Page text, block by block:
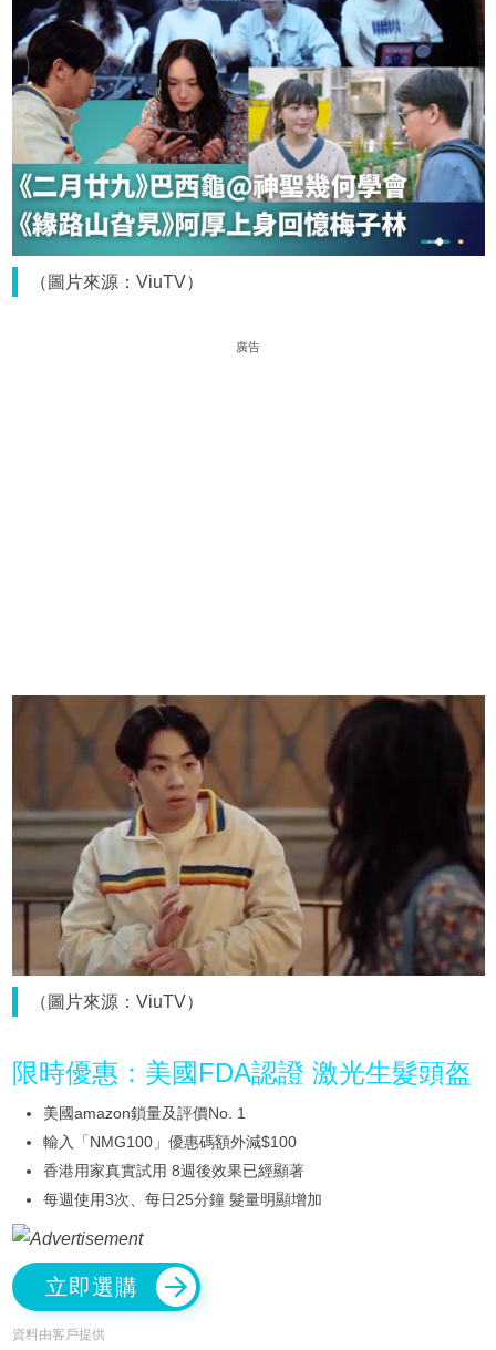
（圖片來源：ViuTV）
廣告
（圖片來源：ViuTV）
限時優惠：美國FDA認證 激光生髮頭盔
美國amazon鎖量及評價No. 1
輸入「NMG100」優惠碼額外減$100
香港用家真實試用 8週後效果已經顯著
每週使用3次、每日25分鐘 髮量明顯增加
立即選購
資料由客戶提供